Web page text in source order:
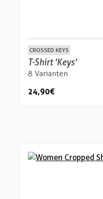
CROSSED KEYS
T-Shirt 'Keys'
8 Varianten
24,90 €